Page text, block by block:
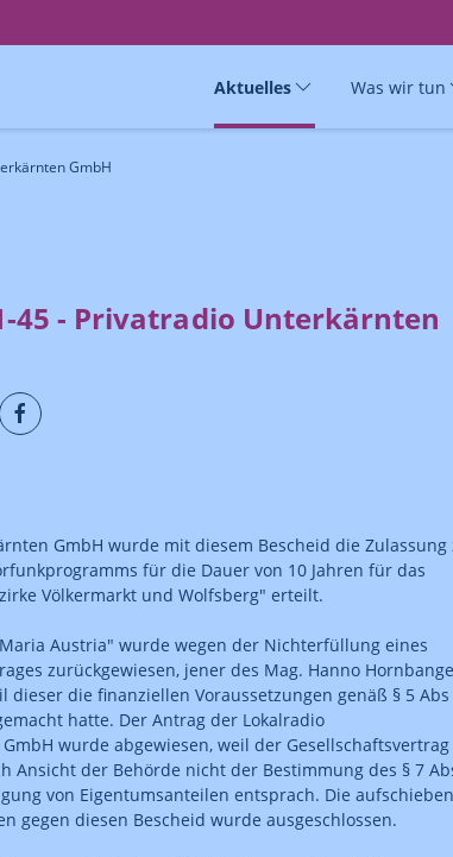
Aktuelles Was wir tun
GmbH
45 - Privatradio Unterkärnten
GmbH wurde mit diesem Bescheid die Zulassung
für die Dauer von 10 Jahren für das
Völkermarkt und Wolfsberg" erteilt.
Austria" wurde wegen der Nichterfüllung eines
zurückgewiesen, jener des Mag. Hanno
dieser die finanziellen Voraussetzungen genäß § 5 Abs
hatte. Der Antrag der Lokalradio
wurde abgewiesen, weil der Gesellschaftsvertrag
Ansicht der Behörde nicht der Bestimmung des § 7
von Eigentumsanteilen entsprach. Die
gegen diesen Bescheid wurde ausgeschlossen.